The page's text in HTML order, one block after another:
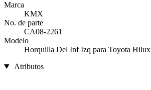
Marca
KMX
No. de parte
CA08-2261
Modelo
Horquilla Del Inf Izq para Toyota Hilux
Atributos